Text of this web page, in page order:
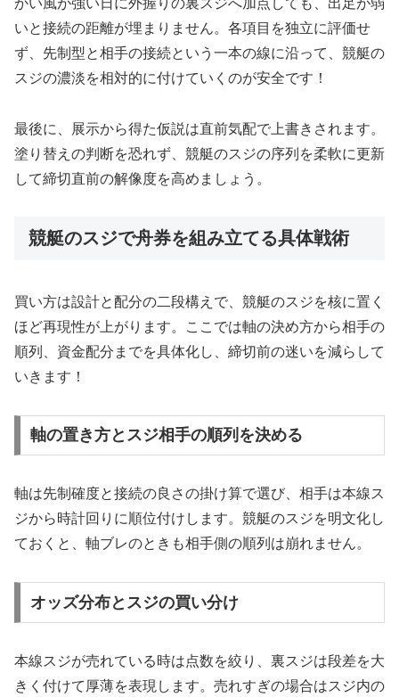
いと接続の距離が埋まりません。各項目を独立に評価せ
ず、先制型と相手の接続という一本の線に沿って、競艇の
スジの濃淡を相対的に付けていくのが安全です！
最後に、展示から得た仮説は直前気配で上書きされます。
塗り替えの判断を恐れず、競艇のスジの序列を柔軟に更新
して締切直前の解像度を高めましょう。
競艇のスジで舟券を組み立てる具体戦術
買い方は設計と配分の二段構えで、競艇のスジを核に置く
ほど再現性が上がります。ここでは軸の決め方から相手の
順列、資金配分までを具体化し、締切前の迷いを減らして
いきます！
軸の置き方とスジ相手の順列を決める
軸は先制確度と接続の良さの掛け算で選び、相手は本線ス
ジから時計回りに順位付けします。競艇のスジを明文化し
ておくと、軸ブレのときも相手側の順列は崩れません。
オッズ分布とスジの買い分け
本線スジが売れている時は点数を絞り、裏スジは段差を大
きく付けて厚薄を表現します。売れすぎの場合はスジ内の